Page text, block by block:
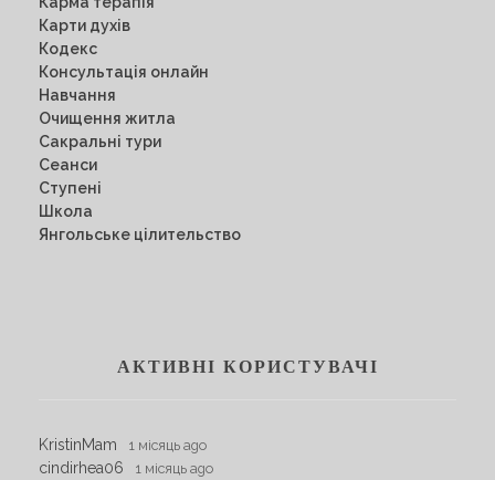
Карти духів
Кодекс
Консультація онлайн
Навчання
Очищення житла
Сакральні тури
Сеанси
Ступені
Школа
Янгольське цілительство
АКТИВНІ КОРИСТУВАЧІ
KristinMam 1 місяць ago
cindirhea06 1 місяць ago